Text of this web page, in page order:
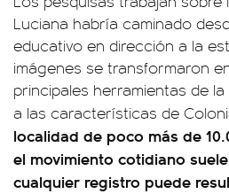
Luciana habría caminado
educativo en dirección a la
imágenes se transformaron
principales herramientas de
a las características de
localidad de poco más de
el movimiento cotidiano
cualquier registro puede